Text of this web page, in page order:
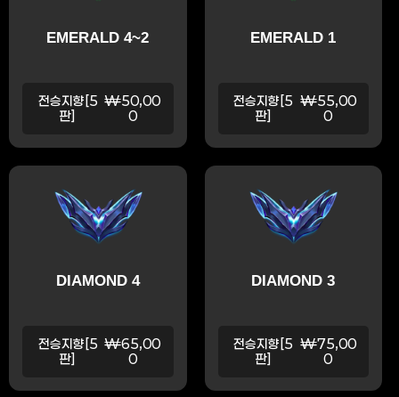
EMERALD 4~2
전승지향[5
판]
₩50,00
0
EMERALD 1
전승지향[5
판]
₩55,00
0
DIAMOND 4
전승지향[5
판]
₩65,00
0
DIAMOND 3
전승지향[5
판]
₩75,00
0